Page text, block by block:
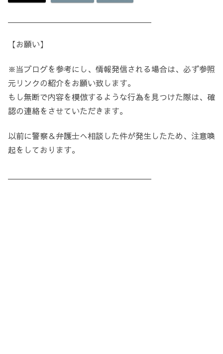
【お願い】
※当ブログを参考にし、情報発信される場合は、必ず参照
元リンクの紹介をお願い致します。
もし無断で内容を模倣するような行為を見つけた際は、確
認の連絡をさせていただきます。
以前に警察＆弁護士へ相談した件が発生したため、注意喚
起をしております。